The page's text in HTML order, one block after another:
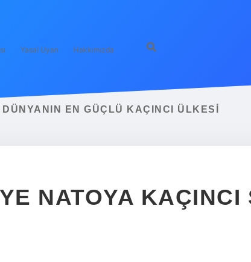
Yasal Uyarı Hakkımızda
EN GÜÇLÜ KAÇINCI ÜLKESI
NATOYA KAÇINCI